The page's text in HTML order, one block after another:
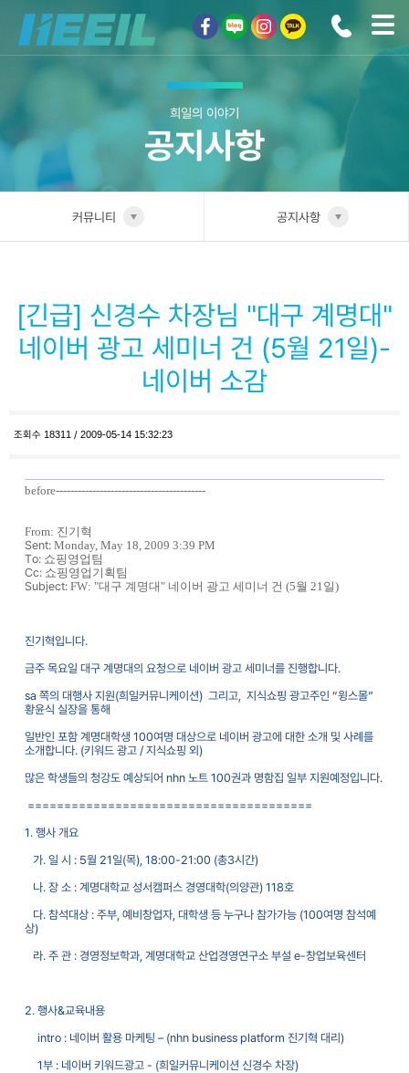
희일의 이야기
공지사항
커뮤니티
광고상품
공지사항
[긴급] 신경수 차장님 "대구 계명대"
네이버 광고 세미너 건 (5월 21일)-
네이버 소감
조회수 18311 / 2009-05-14 15:32:23
before-----------------------------------------
From: 진기혁
Sent: Monday, May 18, 2009 3:39 PM
To: 쇼핑영업팀
Cc: 쇼핑영업기획팀
Subject: FW: "대구 계명대 " 네이버 광고 세미너 건 (5월 21 일)
진기혁입니다.
금주 목요일 대구 계명대의 요청으로 네이버 광고 세미너를 진행합니다.
sa쪽의 대행사 지원(희일커뮤니케이션)그리고 ,지식쇼핑 광고주인 “윙스몰”
황윤식 실장을 통해
일반인 포함 계명대학생 100여명 대상으로 네이버 광고에 대한 소개 및 사례를
소개합니다. (키워드 광고 /지식쇼핑 외)
많은 학생들의 청강도 예상되어 nhn노트 100권과 명함집 일부 지원예정입니다.
=======================================
1.행사 개요
가.일 시 : 5월 21일(목), 18:00-21:00 (총3시간)
나.장 소 :계명대학교 성서캠퍼스 경영대학(의양관) 118호
다.참석대상 :주부 ,예비창업자 ,대학생 등 누구나 참가가능 (100여명 참석예
상)
라.주 관 :경영정보학과 ,계명대학교 산업경영연구소 부설 e-창업보육센터
2.행사&교육내용
intro : 네이버 활용 마케팅 –(nhn business platform 진기혁 대리 )
1부: 네이버 키워드광고- (희일커뮤니케이션 신경수 차장)